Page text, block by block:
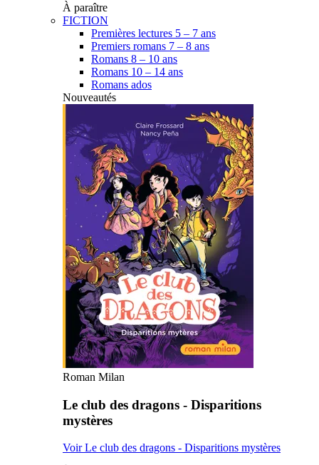
À paraître
FICTION
Premières lectures 5 – 7 ans
Premiers romans 7 – 8 ans
Romans 8 – 10 ans
Romans 10 – 14 ans
Romans ados
Nouveautés
Roman Milan
Le club des dragons - Disparitions
mystères
Voir Le club des dragons - Disparitions mystères